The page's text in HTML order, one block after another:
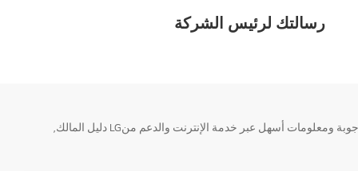
رسالتك لرئيس الشركة
تحتاج معلومة؟ او لديك سؤال ؟ يمكننا المساعدة. سواء كنت فى حاجة الى حجز منتجك او التواصل مع احد ممثلى دعم LG أو الحصول على خدمة صيانة. إيجاد أجوبة ومعلومات أسهل عبر خدمة الإنترنت والدعم منLG دليل المالك,